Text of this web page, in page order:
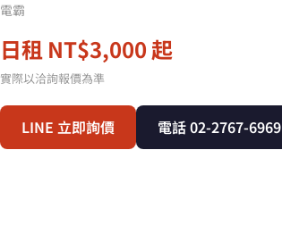
電霸
日租 NT$3,000 起
實際以洽詢報價為準
LINE 立即詢價 電話 02-2767-6969